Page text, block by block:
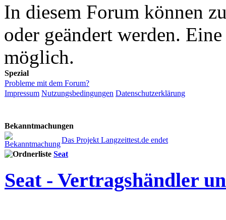
In diesem Forum können
oder geändert werden.
möglich.
Spezial
Probleme mit dem Forum?
Impressum Nutzungsbedingungen Datenschutzerklärung
Bekanntmachungen
Das Projekt Langzeittest.de endet
Seat
Seat - Vertragshändler